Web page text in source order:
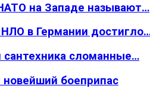
на Западе называют…
в Германии
сломанные…
новейший боеприпас